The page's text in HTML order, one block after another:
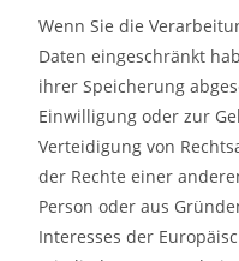
Wenn Sie die
Daten eingeschränkt
ihrer Speicherung
Einwilligung oder zur
Verteidigung von
der Rechte einer
Person oder aus
Interesses der